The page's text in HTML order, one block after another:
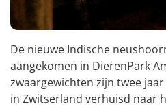
De nieuwe Indische
aangekomen in DierenPark
zwaargewichten zijn twee
in Zwitserland verhuisd naar